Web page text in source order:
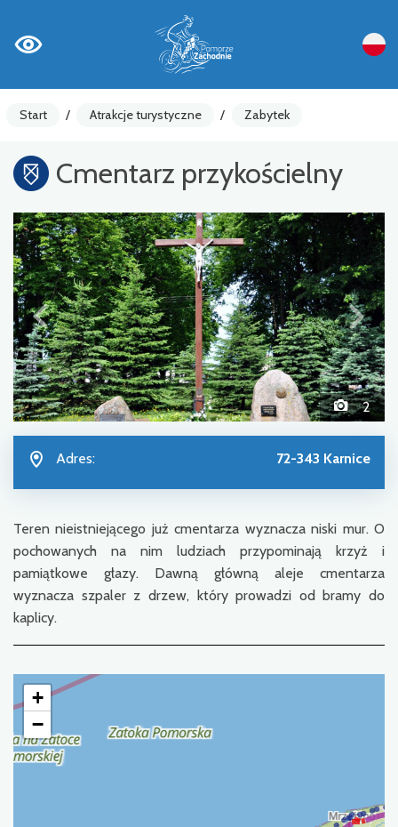
Start / Atrakcje turystyczne / Zabytek
Cmentarz przykościelny
2
Adres: 72-343 Karnice
Teren nieistniejącego już cmentarza wyznacza niski mur. O
pochowanych na nim ludziach przypominają krzyż i
pamiątkowe głazy. Dawną główną aleje cmentarza
wyznacza szpaler z drzew, który prowadzi od bramy do
kaplicy.
+
−